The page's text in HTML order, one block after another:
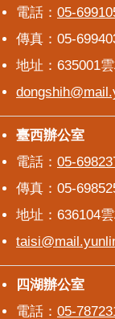
電話： 05-
傳真：05-
地址：635001
臺西辦公室
臺西辦公室
電話： 05-
傳真：05-
地址：636104
四湖辦公室
四湖辦公室
電話： 05-